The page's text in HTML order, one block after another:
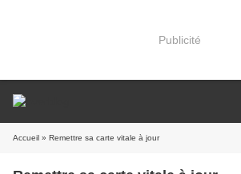
Publicité
Accueil » Remettre sa carte vitale à jour